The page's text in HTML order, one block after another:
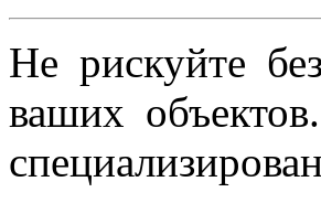
Не рискуйте
ваших